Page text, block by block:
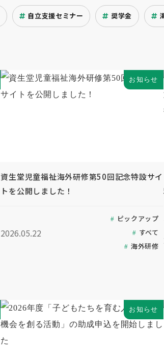
自立支援セミナー 奨学金
お知らせ
資生堂児童福祉海外研修第50回記念特設サイ
トを公開しました！
2026.05.22
ピックアップ
すべて
海外研修
お知らせ